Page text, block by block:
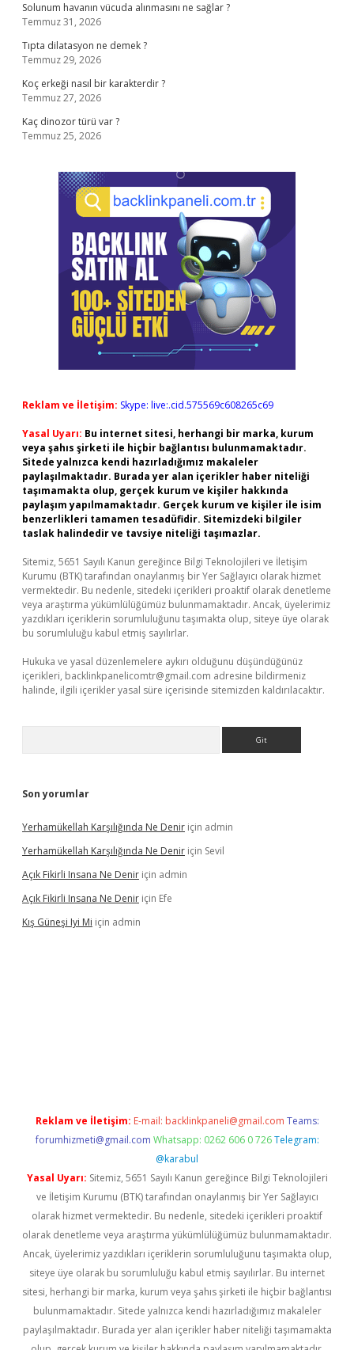
Solunum havanın vücuda alınmasını ne sağlar ?
Temmuz 31, 2026
Tıpta dilatasyon ne demek ?
Temmuz 29, 2026
Koç erkeği nasıl bir karakterdir ?
Temmuz 27, 2026
Kaç dinozor türü var ?
Temmuz 25, 2026
Reklam ve İletişim: Skype: live:.cid.575569c608265c69
Yasal Uyarı: Bu internet sitesi, herhangi bir marka, kurum
veya şahıs şirketi ile hiçbir bağlantısı bulunmamaktadır.
Sitede yalnızca kendi hazırladığımız makaleler
paylaşılmaktadır. Burada yer alan içerikler haber niteliği
taşımamakta olup, gerçek kurum ve kişiler hakkında
paylaşım yapılmamaktadır. Gerçek kurum ve kişiler ile isim
benzerlikleri tamamen tesadüfidir. Sitemizdeki bilgiler
taslak halindedir ve tavsiye niteliği taşımazlar.
Sitemiz, 5651 Sayılı Kanun gereğince Bilgi Teknolojileri ve İletişim
Kurumu (BTK) tarafından onaylanmış bir Yer Sağlayıcı olarak hizmet
vermektedir. Bu nedenle, sitedeki içerikleri proaktif olarak denetleme
veya araştırma yükümlülüğümüz bulunmamaktadır. Ancak, üyelerimiz
yazdıkları içeriklerin sorumluluğunu taşımakta olup, siteye üye olarak
bu sorumluluğu kabul etmiş sayılırlar.
Hukuka ve yasal düzenlemelere aykırı olduğunu düşündüğünüz
içerikleri, backlinkpanelicomtr@gmail.com adresine bildirmeniz
halinde, ilgili içerikler yasal süre içerisinde sitemizden kaldırılacaktır.
Son yorumlar
Yerhamükellah Karşılığında Ne Denir için admin
Yerhamükellah Karşılığında Ne Denir için Sevil
Açık Fikirli Insana Ne Denir için admin
Açık Fikirli Insana Ne Denir için Efe
Kış Güneşi Iyi Mi için admin
Reklam ve İletişim: E-mail: backlinkpaneli@gmail.com Teams:
forumhizmeti@gmail.com Whatsapp: 0262 606 0 726 Telegram:
@karabul
Yasal Uyarı: Sitemiz, 5651 Sayılı Kanun gereğince Bilgi Teknolojileri
ve İletişim Kurumu (BTK) tarafından onaylanmış bir Yer Sağlayıcı
olarak hizmet vermektedir. Bu nedenle, sitedeki içerikleri proaktif
olarak denetleme veya araştırma yükümlülüğümüz bulunmamaktadır.
Ancak, üyelerimiz yazdıkları içeriklerin sorumluluğunu taşımakta olup,
siteye üye olarak bu sorumluluğu kabul etmiş sayılırlar. Bu internet
sitesi, herhangi bir marka, kurum veya şahıs şirketi ile hiçbir bağlantısı
bulunmamaktadır. Sitede yalnızca kendi hazırladığımız makaleler
paylaşılmaktadır. Burada yer alan içerikler haber niteliği taşımamakta